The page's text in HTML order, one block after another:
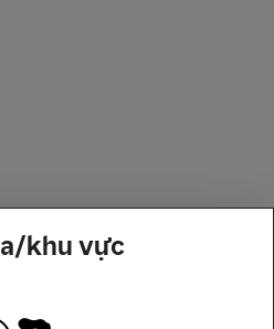
khu vực